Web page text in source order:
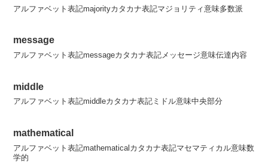
アルファベット表記majorityカタカナ表記マジョリティ意味多数派
message
アルファベット表記messageカタカナ表記メッセージ意味伝達内容
middle
アルファベット表記middleカタカナ表記ミドル意味中央部分
mathematical
アルファベット表記mathematicalカタカナ表記マセマティカル意味数
学的